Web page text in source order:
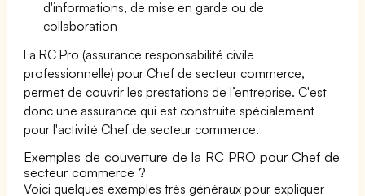
d'informations, de mise en garde ou de
collaboration
La RC Pro (assurance responsabilité civile
professionnelle) pour Chef de secteur commerce,
permet de couvrir les prestations de l’entreprise. C'est
donc une assurance qui est construite spécialement
pour l'activité Chef de secteur commerce.
Exemples de couverture de la RC PRO pour Chef de
secteur commerce ?
Voici quelques exemples très généraux pour expliquer